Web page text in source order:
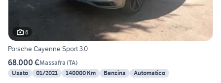
6
Porsche Cayenne Sport 3.0
68.000 €Massafra (TA)
Usato
01/2021 140000 Km Benzina Automatico